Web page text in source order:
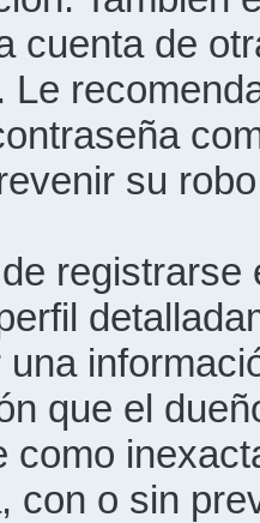
cuenta de
Le
su
registrarse
una
que el
como
con o sin